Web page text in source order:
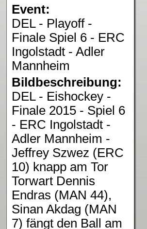
Event:
DEL - Playoff -
Finale Spiel 6 - ERC
Ingolstadt - Adler
Mannheim
Bildbeschreibung:
DEL - Eishockey -
Finale 2015 - Spiel 6
- ERC Ingolstadt -
Adler Mannheim -
Jeffrey Szwez (ERC
10) knapp am Tor
Torwart Dennis
Endras (MAN 44),
Sinan Akdag (MAN
7) fängt den Ball am